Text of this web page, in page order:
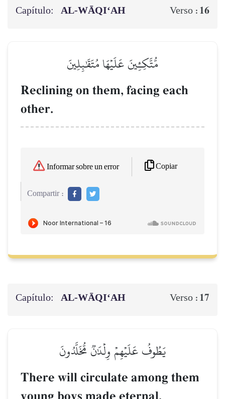
Capítulo: AL‑WĀQI‘AH Verso : 16
مُّتَّكِـِٔينَ عَلَيۡهَا مُتَقَٰبِلِينَ
Reclining on them, facing each
other.
Informar sobre un error Copiar
Compartir :
Capítulo: AL‑WĀQI‘AH Verso : 17
يَطُوفُ عَلَيۡهِمۡ وِلۡدَٰنٞ مُّخَلَّدُونَ
There will circulate among them